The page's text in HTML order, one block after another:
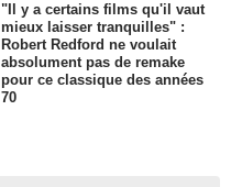
"Il y a certains films qu'il vaut
mieux laisser tranquilles" :
Robert Redford ne voulait
absolument pas de remake
pour ce classique des années
70